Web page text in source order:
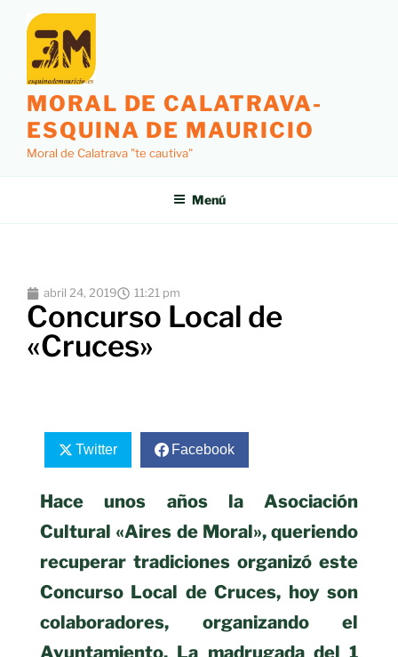
MORAL DE CALATRAVA-
ESQUINA DE MAURICIO
Moral de Calatrava "te cautiva"
Menú
abril 24, 2019 11:21 pm
Concurso Local de
«Cruces»
Twitter Facebook
Hace unos años la Asociación
Cultural «Aires de Moral», queriendo
recuperar tradiciones organizó este
Concurso Local de Cruces, hoy son
colaboradores, organizando el
Ayuntamiento. La madrugada del 1